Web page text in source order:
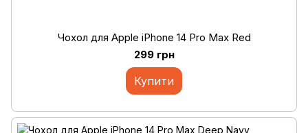
Чохол для Apple iPhone 14 Pro Max Red
299 грн
Купити